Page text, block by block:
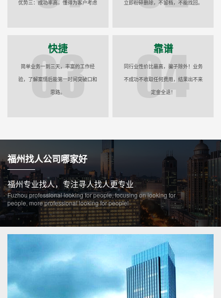
优势三：成功率高，懂得为客户考虑
立即粉碎删除，不留档，不能找回。
快捷
简单业务一到三天，丰富的工作经
验，了解案情后能第一时间突破口和
思路。
靠谱
同行业性价比最高，骗子除外！业务
不成功不收取任何费用，结果出不来
定金全退！
福州找人公司哪家好
福州专业找人，专注寻人找人更专业
Fuzhou professional looking for people, focusing on looking for
people, more professional looking for peoplel